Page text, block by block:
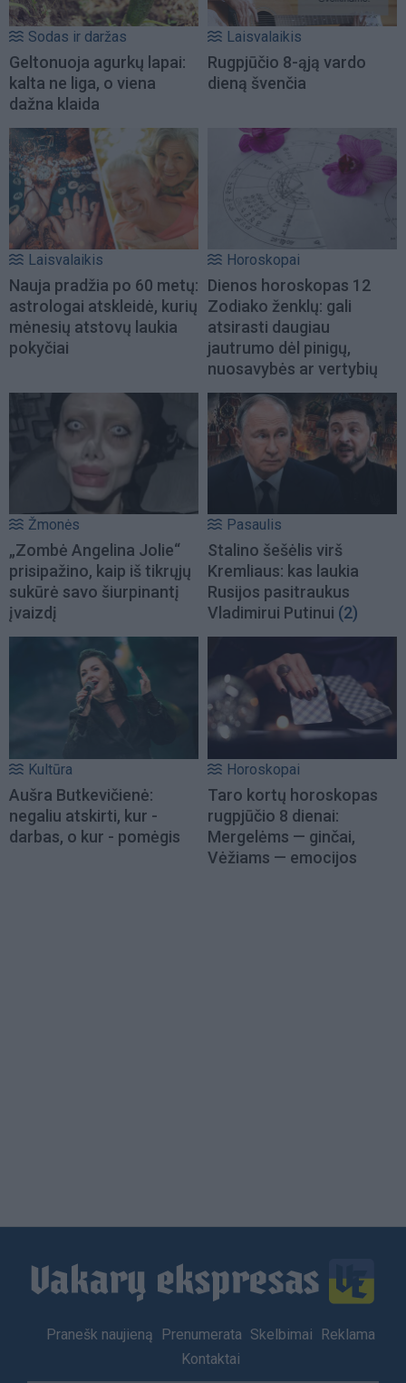
Sodas ir daržas
Geltonuoja agurkų lapai:
kalta ne liga, o viena
dažna klaida
Laisvalaikis
Rugpjūčio 8-ąją vardo
dieną švenčia
Laisvalaikis
Nauja pradžia po 60 metų:
astrologai atskleidė, kurių
mėnesių atstovų laukia
pokyčiai
Horoskopai
Dienos horoskopas 12
Zodiako ženklų: gali
atsirasti daugiau
jautrumo dėl pinigų,
nuosavybės ar vertybių
Žmonės
„Zombė Angelina Jolie“
prisipažino, kaip iš tikrųjų
sukūrė savo šiurpinantį
įvaizdį
Pasaulis
Stalino šešėlis virš
Kremliaus: kas laukia
Rusijos pasitraukus
Vladimirui Putinui (2)
Kultūra
Aušra Butkevičienė:
negaliu atskirti, kur -
darbas, o kur - pomėgis
Horoskopai
Taro kortų horoskopas
rugpjūčio 8 dienai:
Mergelėms — ginčai,
Vėžiams — emocijos
Footer
Pranešk naujieną Prenumerata Skelbimai
Reklama
Kontaktai